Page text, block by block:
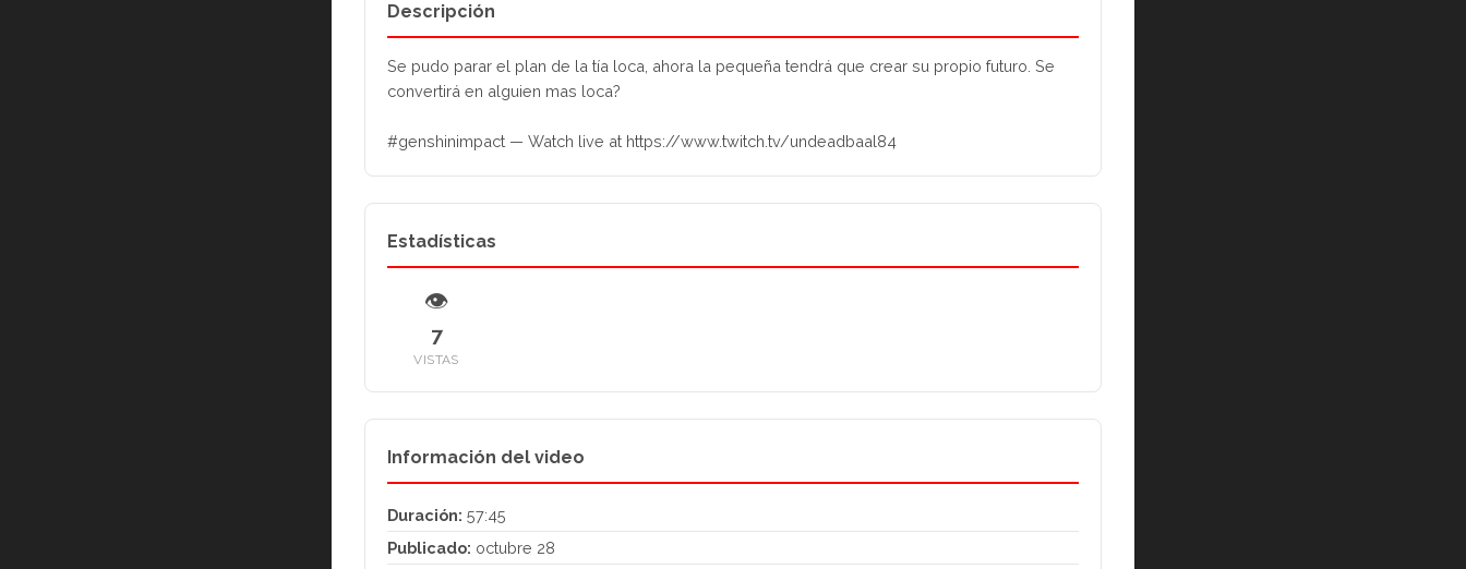
Descripción
Se pudo parar el plan de la tía loca, ahora la pequeña tendrá que crear su propio futuro. Se
convertirá en alguien mas loca?
#genshinimpact — Watch live at https://www.twitch.tv/undeadbaal84
Estadísticas
👁
7
VISTAS
Información del video
Duración: 57:45
Publicado: octubre 28